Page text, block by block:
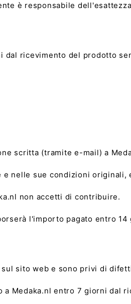
è responsabile
ricevimento del prodotto
scritta (tramite e-mail) a
nelle sue condizioni originali,
non accetti di contribuire.
l'importo pagato entro 14
sito web e sono privi di
Medaka.nl entro 7 giorni dal